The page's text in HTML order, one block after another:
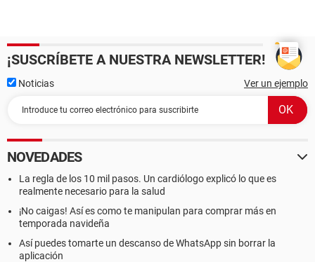
¡SUSCRÍBETE A NUESTRA NEWSLETTER!
Noticias Ver un ejemplo
NOVEDADES
La regla de los 10 mil pasos. Un cardiólogo explicó lo que es
realmente necesario para la salud
¡No caigas! Así es como te manipulan para comprar más en
temporada navideña
Así puedes tomarte un descanso de WhatsApp sin borrar la
aplicación